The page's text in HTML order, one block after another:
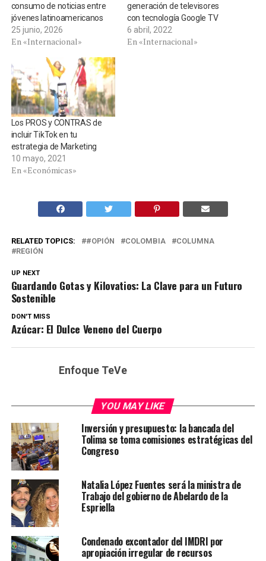
consumo de noticias entre
jóvenes latinoamericanos
25 junio, 2026
En «Internacional»
generación de televisores
con tecnología Google TV
6 abril, 2022
En «Internacional»
Los PROS y CONTRAS de
incluir TikTok en tu
estrategia de Marketing
10 mayo, 2021
En «Económicas»
RELATED TOPICS: #OPIÓN COLOMBIA
COLUMNA
REGIÓN
UP NEXT
Guardando Gotas y Kilovatios: La Clave para un Futuro
Sostenible
DON'T MISS
Azúcar: El Dulce Veneno del Cuerpo
Enfoque TeVe
YOU MAY LIKE
Inversión y presupuesto: la bancada del
Tolima se toma comisiones estratégicas del
Congreso
Natalia López Fuentes será la ministra de
Trabajo del gobierno de Abelardo de la
Espriella
Condenado excontador del IMDRI por
apropiación irregular de recursos